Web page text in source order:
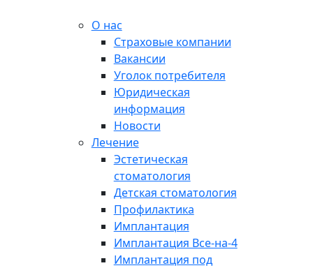
О нас
Страховые компании
Вакансии
Уголок потребителя
Юридическая
информация
Новости
Лечение
Эстетическая
стоматология
Детская стоматология
Профилактика
Имплантация
Имплантация Все-на-4
Имплантация под